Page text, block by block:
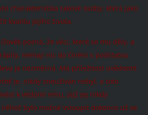
charakteristika takové osoby, která jako
kvalitu jejího života.
pozná, že věci, které se mu děly, a
nemají nic do činění s podstatou
je nezměrná. Má příležitost uvědomit
je, nikdy zneužíván nebyl, a toto
k vědomí míru, jejž jej nikdy
bylo možné vstoupit dokonce už ve